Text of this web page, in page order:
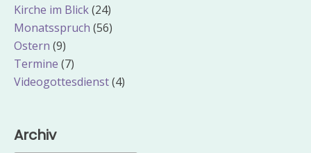
Kirche im Blick(24)
Monatsspruch (56)
Ostern (9)
Termine (7)
Videogottesdienst(4)
Archiv